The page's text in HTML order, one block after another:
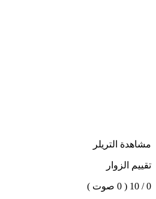
مشاهدة التريلر
تقييم الزوار
0 / 10 ( 0 صوت )